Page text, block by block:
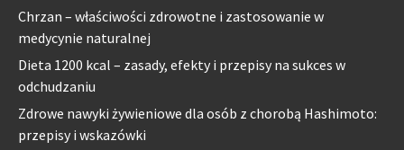
Chrzan – właściwości zdrowotne i zastosowanie w
medycynie naturalnej
Dieta 1200 kcal – zasady, efekty i przepisy na sukces w
odchudzaniu
Zdrowe nawyki żywieniowe dla osób z chorobą Hashimoto:
przepisy i wskazówki